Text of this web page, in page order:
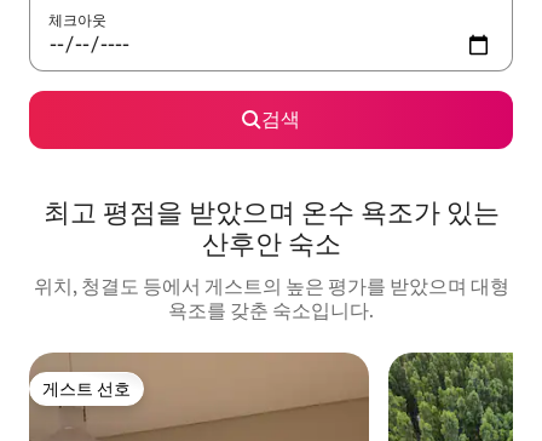
체크아웃
검색
최고 평점을 받았으며 온수 욕조가 있는
산후안 숙소
위치, 청결도 등에서 게스트의 높은 평가를 받았으며 대형
욕조를 갖춘 숙소입니다.
게스트 선호
게스트 선호